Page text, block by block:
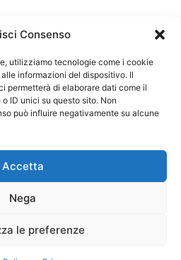
Consenso
utilizziamo tecnologie come i cookie
informazioni del dispositivo. Il
permetterà di elaborare dati come il
ID unici su questo sito. Non
può influire negativamente su alcune
Accetta
Nega
le preferenze
Degli Ordini dei Biologi:
80069130583
www.fnob.it: Vincenzo
Cookie Policy